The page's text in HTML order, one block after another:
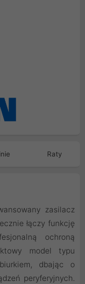
Raty
zasilacz
łączy funkcję
ochroną
model typu
dbając o
peryferyjnych.